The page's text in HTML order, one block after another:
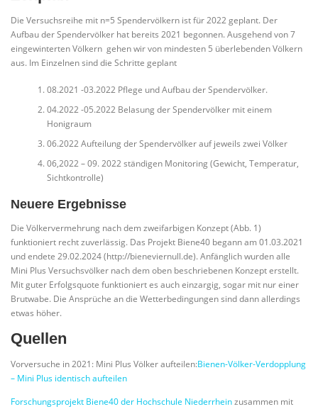
Die Versuchsreihe mit n=5 Spendervölkern ist für 2022 geplant. Der
Aufbau der Spendervölker hat bereits 2021 begonnen. Ausgehend von 7
eingewinterten Völkern gehen wir von mindesten 5 überlebenden Völkern
aus. Im Einzelnen sind die Schritte geplant
08.2021 -03.2022 Pflege und Aufbau der Spendervölker.
04.2022 -05.2022 Belasung der Spendervölker mit einem
Honigraum
06.2022 Aufteilung der Spendervölker auf jeweils zwei Völker
06,2022 – 09. 2022 ständigen Monitoring (Gewicht, Temperatur,
Sichtkontrolle)
Neuere Ergebnisse
Die Völkervermehrung nach dem zweifarbigen Konzept (Abb. 1)
funktioniert recht zuverlässig. Das Projekt Biene40 begann am 01.03.2021
und endete 29.02.2024 (http://bieneviernull.de). Anfänglich wurden alle
Mini Plus Versuchsvölker nach dem oben beschriebenen Konzept erstellt.
Mit guter Erfolgsquote funktioniert es auch einzargig, sogar mit nur einer
Brutwabe. Die Ansprüche an die Wetterbedingungen sind dann allerdings
etwas höher.
Quellen
Vorversuche in 2021: Mini Plus Völker aufteilen:Bienen-Völker-Verdopplung
– Mini Plus identisch aufteilen
Forschungsprojekt Biene40 der Hochschule Niederrheinzusammen mit